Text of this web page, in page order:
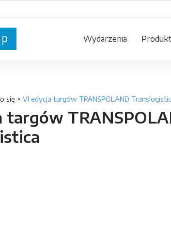
Wydarzenia
się > VI edycja targów TRANSPOLAND
targów